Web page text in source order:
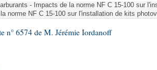
- Impacts de la norme NF C 15-100 sur
la norme NF C 15-100 sur l'installation de kits
n° 6574 de M. Jérémie Iordanoff